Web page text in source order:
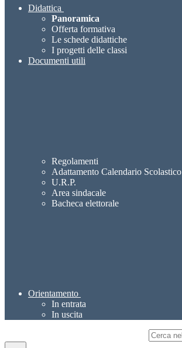
Didattica
Panoramica
Offerta formativa
Le schede didattiche
I progetti delle classi
Documenti utili
Regolamenti
Adattamento Calendario Scolastico
U.R.P.
Area sindacale
Bacheca elettorale
Orientamento
In entrata
In uscita